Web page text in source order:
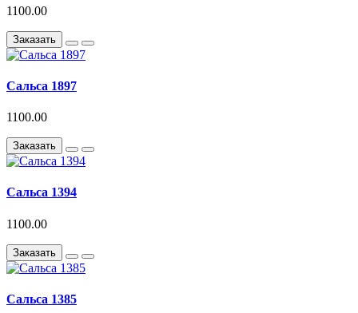
1100.00
Заказать
Сальса 1897
1100.00
Заказать
Сальса 1394
1100.00
Заказать
Сальса 1385